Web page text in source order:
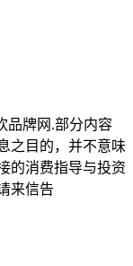
品牌网 .部分内容
之目的，并不意味
的消费指导与投资
来信告